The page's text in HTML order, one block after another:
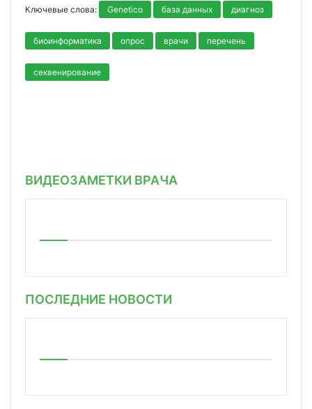
Ключевые слова: Genetico база данных диагноз
биоинформатика опрос врачи перечень
секвенирование
ВИДЕОЗАМЕТКИ ВРАЧА
ПОСЛЕДНИЕ НОВОСТИ